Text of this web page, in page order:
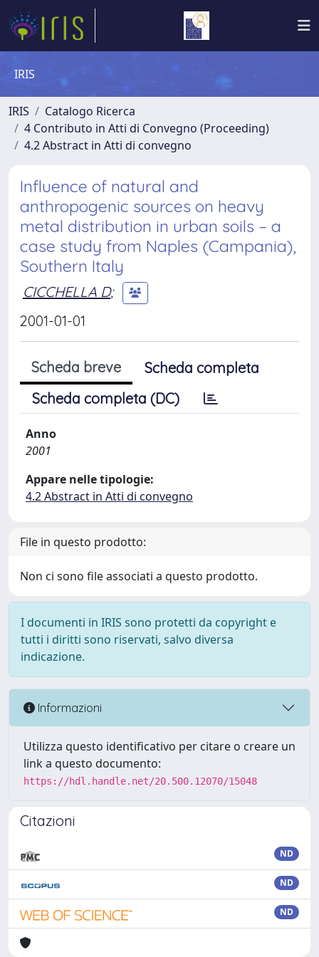
IRIS
IRIS
Catalogo Ricerca
4 Contributo in Atti di Convegno (Proceeding)
4.2 Abstract in Atti di convegno
Influence of natural and
anthropogenic sources on heavy
metal distribution in urban soils – a
case study from Naples (Campania),
Southern Italy
CICCHELLA D;
2001-01-01
Scheda breve
Scheda completa
Scheda completa (DC)
Anno
2001
Appare nelle tipologie:
4.2 Abstract in Atti di convegno
File in questo prodotto:
Non ci sono file associati a questo prodotto.
I documenti in IRIS sono protetti da copyright e
tutti i diritti sono riservati, salvo diversa
indicazione.
Informazioni
Utilizza questo identificativo per citare o creare un
link a questo documento:
https://hdl.handle.net/20.500.12070/15048
Citazioni
ND
ND
ND